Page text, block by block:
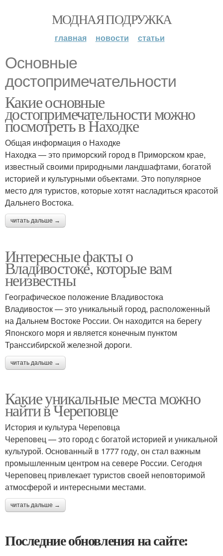
МОДНАЯ ПОДРУЖКА
главная новости статьи
Основные
достопримечательности
Какие основные
достопримечательности можно
посмотреть в Находке
Общая информация о Находке
Находка — это приморский город в Приморском крае,
известный своими природными ландшафтами, богатой
историей и культурными объектами. Это популярное
место для туристов, которые хотят насладиться красотой
Дальнего Востока.
читать дальше →
Интересные факты о
Владивостоке, которые вам
неизвестны
Географическое положение Владивостока
Владивосток — это уникальный город, расположенный
на Дальнем Востоке России. Он находится на берегу
Японского моря и является конечным пунктом
Транссибирской железной дороги.
читать дальше →
Какие уникальные места можно
найти в Череповце
История и культура Череповца
Череповец — это город с богатой историей и уникальной
культурой. Основанный в 1777 году, он стал важным
промышленным центром на севере России. Сегодня
Череповец привлекает туристов своей неповторимой
атмосферой и интересными местами.
читать дальше →
Последние обновления на сайте: